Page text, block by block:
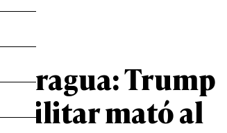
Aragua: Trump
militar mató al